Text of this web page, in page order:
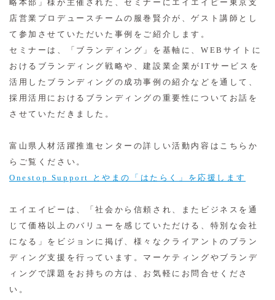
略本部」様が主催された、セミナーにエイエイピー東京支
店営業プロデュースチームの服巻賢介が、ゲスト講師とし
て参加させていただいた事例をご紹介します。
セミナーは、「ブランディング」を基軸に、WEBサイトに
おけるブランディング戦略や、建設業企業がITサービスを
活用したブランディングの成功事例の紹介などを通して、
採用活用におけるブランディングの重要性についてお話を
させていただきました。
富山県人材活躍推進センターの詳しい活動内容はこちらか
らご覧ください。
Onestop Support とやまの「はたらく」を応援します
エイエイピーは、「社会から信頼され、またビジネスを通
じて価格以上のバリューを感じていただける、特別な会社
になる」をビジョンに掲げ、様々なクライアントのブラン
ディング支援を行っています。マーケティングやブランデ
ィングで課題をお持ちの方は、お気軽にお問合せくださ
い。